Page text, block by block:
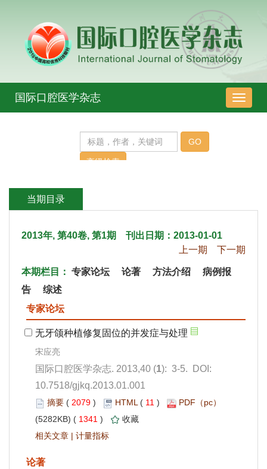
2013年, 第40卷, 第1期 刊出日期：2013-01-01
): 3-5. DOI:
10.7518/gjkq.2013.01.001
2079 ) 11 )
1341 )
|